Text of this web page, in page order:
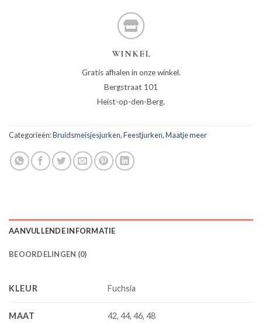
WINKEL
Gratis afhalen in onze winkel.
Bergstraat 101
Heist-op-den-Berg.
Categorieën:Bruidsmeisjesjurken,Feestjurken,Maatje meer
AANVULLENDE INFORMATIE
BEOORDELINGEN (0)
KLEUR Fuchsia
MAAT 42, 44, 46, 48